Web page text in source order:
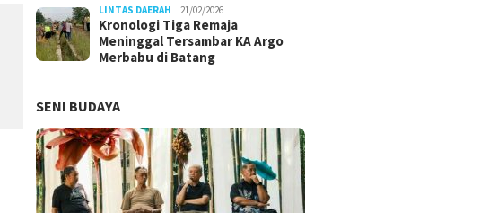
LINTAS DAERAH 21/02/2026
Kronologi Tiga Remaja
Meninggal Tersambar KA Argo
Merbabu di Batang
SENI BUDAYA